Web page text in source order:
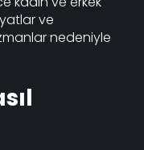
ve
nedeniyle